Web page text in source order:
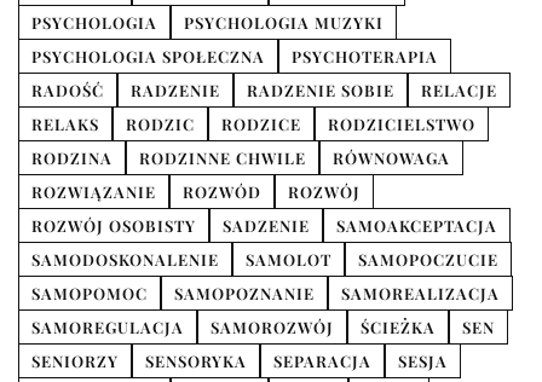
PSYCHOLOGIA
PSYCHOLOGIA MUZYKI
PSYCHOLOGIA SPOŁECZNA
PSYCHOTERAPIA
RADOŚĆ
RADZENIE RADZENIE SOBIE
RELACJE
RELAKS
RODZIC RODZICE
RODZICIELSTWO
RODZINA
RODZINNE CHWILE
RÓWNOWAGA
ROZWIĄZANIE
ROZWÓD
ROZWÓJ
ROZWÓJ OSOBISTY
SADZENIE
SAMOAKCEPTACJA
SAMODOSKONALENIE
SAMOLOT
SAMOPOCZUCIE
SAMOPOMOC
SAMOPOZNANIE
SAMOREALIZACJA
SAMOREGULACJA
SAMOROZWÓJ ŚCIEŻKA
SEN
SENIORZY
SENSORYKA SEPARACJA
SESJA